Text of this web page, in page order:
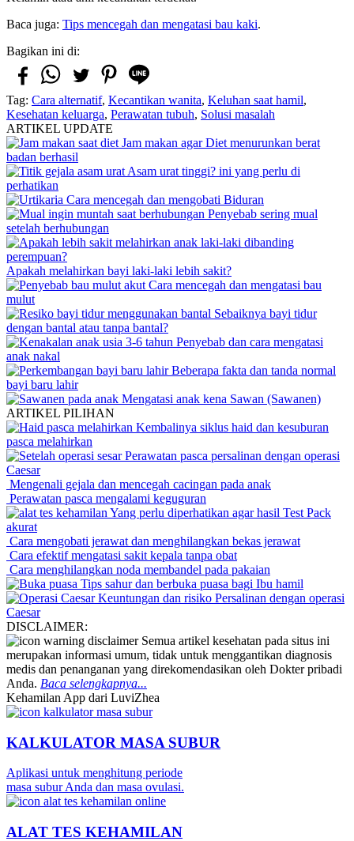
Baca juga: Tips mencegah dan mengatasi bau kaki.
Bagikan ini di:
Tag: Cara alternatif, Kecantikan wanita, Keluhan saat hamil,
Kesehatan keluarga, Perawatan tubuh, Solusi masalah
ARTIKEL UPDATE
Jam makan agar Diet menurunkan berat
badan berhasil
Asam urat tinggi? ini yang perlu di
perhatikan
Cara mencegah dan mengobati Biduran
Penyebab sering mual
setelah berhubungan
Apakah melahirkan bayi laki-laki lebih sakit?
Cara mencegah dan mengatasi bau
mulut
Sebaiknya bayi tidur
dengan bantal atau tanpa bantal?
Penyebab dan cara mengatasi
anak nakal
Beberapa fakta dan tanda normal
bayi baru lahir
Mengatasi anak kena Sawan (Sawanen)
ARTIKEL PILIHAN
Kembalinya siklus haid dan kesuburan
pasca melahirkan
Perawatan pasca persalinan dengan operasi
Caesar
Mengenali gejala dan mencegah cacingan pada anak
Perawatan pasca mengalami keguguran
Yang perlu diperhatikan agar hasil Test Pack
akurat
Cara mengobati jerawat dan menghilangkan bekas jerawat
Cara efektif mengatasi sakit kepala tanpa obat
Cara menghilangkan noda membandel pada pakaian
Tips sahur dan berbuka puasa bagi Ibu hamil
Keuntungan dan risiko Persalinan dengan operasi
Caesar
DISCLAIMER:
Semua artikel kesehatan pada situs ini
merupakan informasi umum, tidak untuk menggantikan diagnosis
medis dan penanganan yang direkomendasikan oleh Dokter pribadi
Anda. Baca selengkapnya...
Kehamilan App dari LuviZhea
KALKULATOR MASA SUBUR
Aplikasi untuk menghitung periode
masa subur Anda dan masa ovulasi.
ALAT TES KEHAMILAN